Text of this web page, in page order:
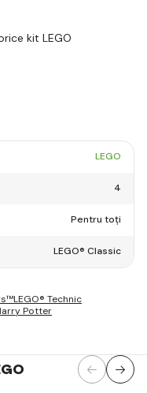
kit LEGO
LEGO
4
Pentru toți
LEGO® Classic
LEGO® Technic
Potter